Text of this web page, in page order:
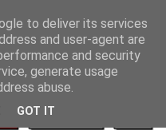
to deliver its services
and user-agent are
and security
generate usage
abuse.
GOT IT